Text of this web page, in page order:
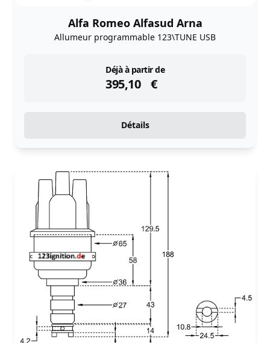
Alfa Romeo Alfasud Arna
Allumeur programmable 123\TUNE USB
Déjà à partir de
395,10 €
instock
Détails